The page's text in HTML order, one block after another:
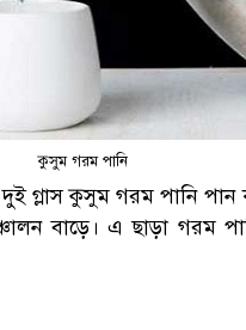
কুসুম গরম পানি
গ্লাস কুসুম গরম পানি পান
বাড়ে। এ ছাড়া গরম